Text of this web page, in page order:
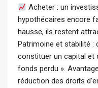
Acheter : un
hypothécaires encore
hausse, ils restent
Patrimoine et stabilité :
constituer un capital et
fonds perdu ».
réduction des droits